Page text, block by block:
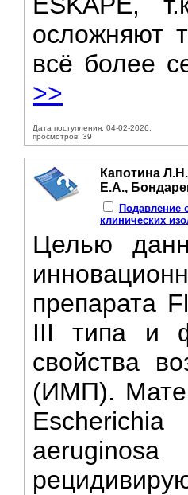
осложняют
всё более
>>
Дата поступления: 04-02-2026,
просмотров: 39
Капотина
Е.А.,
Подавление
клинических
Целью
препарата
III типа и
свойства
(ИМП).